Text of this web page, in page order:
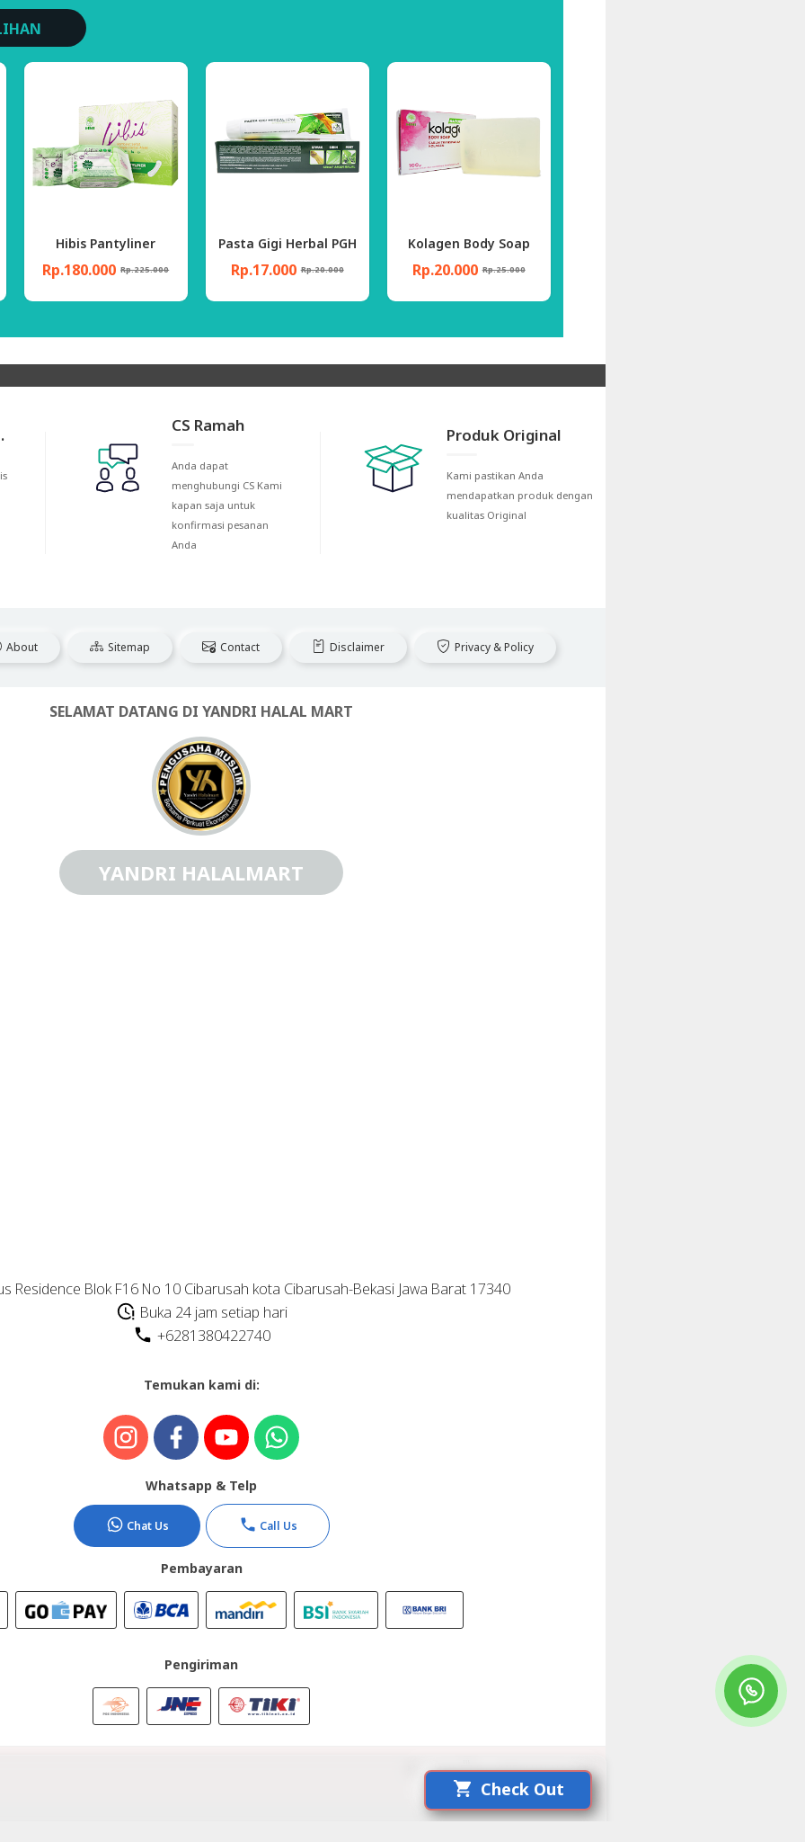
Hibis Pantyliner
Rp.180.000 Rp.225.000
Pasta Gigi Herbal PGH
Rp.17.000 Rp.20.000
Kolagen Body Soap
Rp.20.000 Rp.25.000
CS Ramah
Anda dapat
menghubungi CS Kami
kapan saja untuk
konfirmasi pesanan
Anda
Produk Original
Kami pastikan Anda
mendapatkan produk dengan
kualitas Original
About Sitemap Contact Disclaimer Privacy & Policy
SELAMAT DATANG DI YANDRI HALAL MART
YANDRI HALALMART
Sprunki Mods
Residence Blok F16 No 10 Cibarusah kota Cibarusah-Bekasi Jawa Barat 17340
Buka 24 jam setiap hari
+6281380422740
Temukan kami di:
Whatsapp & Telp
Chat Us Call Us
Pembayaran
Pengiriman
Made With By :YANDRI HALALMART
Check Out